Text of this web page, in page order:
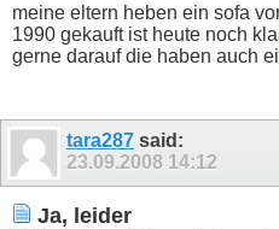
meine eltern heben ein sofa
1990 gekauft ist heute noch
gerne darauf die haben auch
tara287 said:
23.09.2008 14:12
Ja, leider